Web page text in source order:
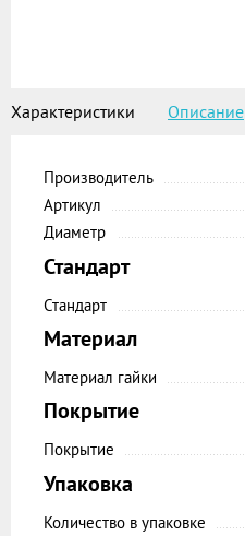
Характеристики Описание
Производитель
Артикул
Диаметр
Стандарт
Стандарт
Материал
Материал гайки
Покрытие
Покрытие
Упаковка
Количество в упаковке